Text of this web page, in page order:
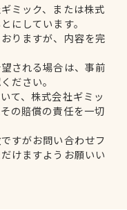
ミック、または株式
にしています。
りますが、内容を完
される場合は、事前
ださい。
て、株式会社ギミッ
の賠償の責任を一切
すがお問い合わせフ
けますようお願いい